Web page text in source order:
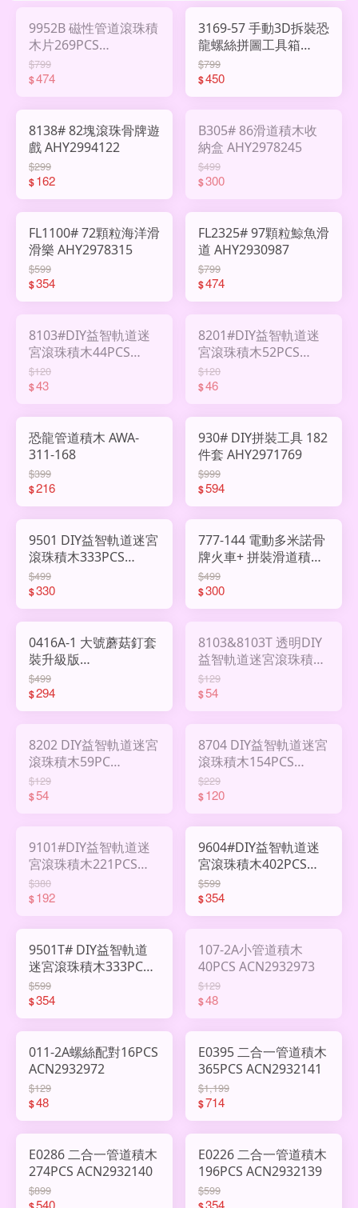
9952B 磁性管道滾珠積
木片269PCS
AHY3005018
$799
$474
3169-57 手動3D拆裝恐
龍螺絲拼圖工具箱
AHY2997715
$799
$450
8138# 82塊滾珠骨牌遊
戲 AHY2994122
$299
$162
B305# 86滑道積木收
納盒 AHY2978245
$499
$300
FL1100# 72顆粒海洋滑
滑樂 AHY2978315
$599
$354
FL2325# 97顆粒鯨魚滑
道 AHY2930987
$799
$474
8103#DIY益智軌道迷
宮滾珠積木44PCS
AHY2941262
$120
$43
8201#DIY益智軌道迷
宮滾珠積木52PCS
AHY2770319
$120
$46
恐龍管道積木 AWA-
311-168
$399
$216
930# DIY拼裝工具 182
件套 AHY2971769
$999
$594
9501 DIY益智軌道迷宮
滾珠積木333PCS
AHY2962665
$499
$330
777-144 電動多米諾骨
牌火車+ 拼裝滑道積木
AHY2911146
$499
$300
0416A-1 大號蘑菇釘套
裝升級版
AWAA1962793
$499
$294
8103&8103T 透明DIY
益智軌道迷宮滾珠積木
$129
$54
8202 DIY益智軌道迷宮
滾珠積木59PC
AWAA1951510
$129
$54
8704 DIY益智軌道迷宮
滾珠積木154PCS
AWAA1962664
$229
$120
9101#DIY益智軌道迷
宮滾珠積木221PCS
ACN2952748
$380
$192
9604#DIY益智軌道迷
宮滾珠積木402PCS
ACN2941299
$599
$354
9501T# DIY益智軌道
迷宮滾珠積木333PCS
ACN2941298
$599
$354
107-2A小管道積木
40PCS ACN2932973
$129
$48
011-2A螺絲配對16PCS
ACN2932972
$129
$48
E0395 二合一管道積木
365PCS ACN2932141
$1,199
$714
E0286 二合一管道積木
274PCS ACN2932140
$899
540
E0226 二合一管道積木
196PCS ACN2932139
$599
354